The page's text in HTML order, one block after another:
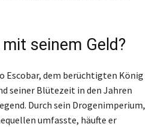
seinem Geld?
Escobar, dem berüchtigten König
seiner Blütezeit in den Jahren
Durch sein Drogenimperium,
umfasste, häufte er